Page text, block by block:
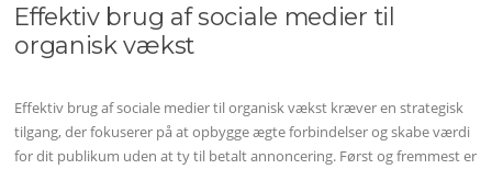
Effektiv brug af sociale medier til
organisk vækst
Effektiv brug af sociale medier til organisk vækst kræver en strategisk
tilgang, der fokuserer på at opbygge ægte forbindelser og skabe værdi
for dit publikum uden at ty til betalt annoncering. Først og fremmest er